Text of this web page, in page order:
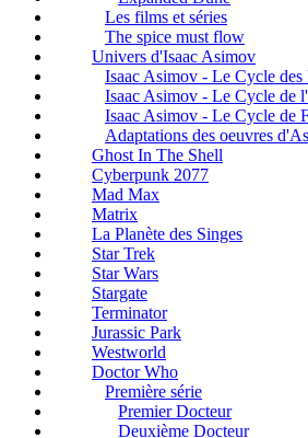
Les films et séries
The spice must flow
Univers d'Isaac Asimov
Isaac Asimov - Le Cycle des
Isaac Asimov - Le Cycle de
Isaac Asimov - Le Cycle de
Adaptations des oeuvres
Ghost In The Shell
Cyberpunk 2077
Mad Max
Matrix
La Planète des Singes
Star Trek
Star Wars
Stargate
Terminator
Jurassic Park
Westworld
Doctor Who
Première série
Premier Docteur
Deuxième Docteur